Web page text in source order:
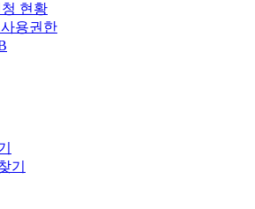
청 현황
용권한
기